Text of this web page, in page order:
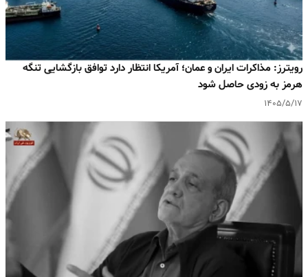
رویترز: مذاکرات ایران و عمان؛ آمریکا انتظار دارد توافق بازگشایی تنگه
هرمز به‌ زودی حاصل شود
۱۴۰۵/۵/۱۷